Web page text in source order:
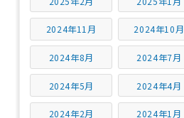
2024年11月 2024年10月
2024年8月 2024年7月
2024年5月 2024年4月
2024年2月 2024年1月